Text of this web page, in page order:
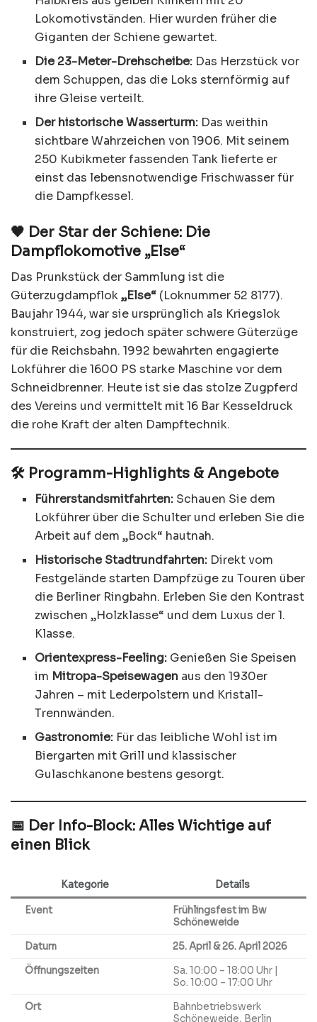
Lokomotivständen. Hier wurden früher die
Giganten der Schiene gewartet.
Die 23-Meter-Drehscheibe: Das Herzstück vor
dem Schuppen, das die Loks sternförmig auf
ihre Gleise verteilt.
Der historische Wasserturm: Das weithin
sichtbare Wahrzeichen von 1906. Mit seinem
250 Kubikmeter fassenden Tank lieferte er
einst das lebensnotwendige Frischwasser für
die Dampfkessel.
🖤 Der Star der Schiene: Die
Dampflokomotive „Else“
Das Prunkstück der Sammlung ist die
Güterzugdampflok„Else“ (Loknummer 52 8177).
Baujahr 1944, war sie ursprünglich als Kriegslok
konstruiert, zog jedoch später schwere Güterzüge
für die Reichsbahn. 1992 bewahrten engagierte
Lokführer die 1600 PS starke Maschine vor dem
Schneidbrenner. Heute ist sie das stolze Zugpferd
des Vereins und vermittelt mit 16 Bar Kesseldruck
die rohe Kraft der alten Dampftechnik.
🛠️ Programm-Highlights & Angebote
Führerstandsmitfahrten: Schauen Sie dem
Lokführer über die Schulter und erleben Sie die
Arbeit auf dem „Bock“ hautnah.
Historische Stadtrundfahrten: Direkt vom
Festgelände starten Dampfzüge zu Touren über
die Berliner Ringbahn. Erleben Sie den Kontrast
zwischen „Holzklasse“ und dem Luxus der 1.
Klasse.
Orientexpress-Feeling: Genießen Sie Speisen
im Mitropa-Speisewagen aus den 1930er
Jahren – mit Lederpolstern und Kristall-
Trennwänden.
Gastronomie: Für das leibliche Wohl ist im
Biergarten mit Grill und klassischer
Gulaschkanone bestens gesorgt.
📅 Der Info-Block: Alles Wichtige auf
einen Blick
Kategorie Details
Event
Frühlingsfest im Bw
Schöneweide
Datum
25. April & 26. April 2026
Öffnungszeiten
Sa. 10:00 – 18:00 Uhr |
So. 10:00 – 17:00 Uhr
Ort
Bahnbetriebswerk
Schöneweide, Berlin